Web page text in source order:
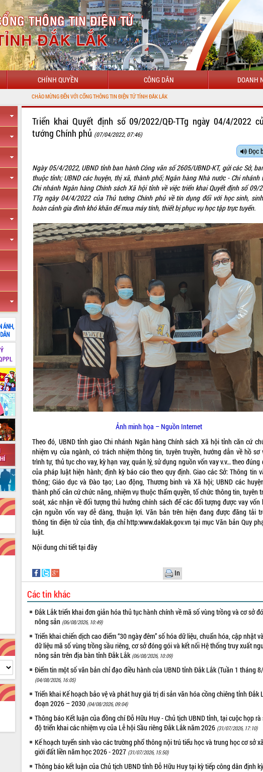
CHÍNH QUYỀN CÔNG DÂN DOANH
CHÀO MỪNG ĐẾN VỚI CỔNG THÔNG TIN ĐIỆN TỬ TỈNH ĐẮK LẮK
Triển khai Quyết định số 09/2022/QĐ-TTg ngày 04/4/2022
tướng Chính phủ (07/04/2022, 07:46)
Đọc
Ngày 05/4/2022, UBND tỉnh ban hành Công văn số 2605/UBND-KT, gửi các Sở,
thuộc tỉnh; UBND các huyện, thị xã, thành phố; Ngân hàng Nhà nước - Chi nhánh
Chi nhánh Ngân hàng Chính sách Xã hội tỉnh về việc triển khai Quyết định số 09/
TTg ngày 04/4/2022 của Thủ tướng Chính phủ về tín dụng đối với học sinh,
hoàn cảnh gia đình khó khăn để mua máy tính, thiết bị phục vụ học tập trực tuyến.
Ảnh minh họa – Nguồn Internet
Theo đó, UBND tỉnh giao Chi nhánh Ngân hàng Chính sách Xã hội tỉnh căn cứ
nhiệm vụ của ngành, có trách nhiệm thông tin, tuyên truyền, hướng dẫn về hồ sơ
trình tự, thủ tục cho vay, kỳ hạn vay, quản lý, sử dụng nguồn vốn vay v.v… theo đúng
của pháp luật hiện hành; định kỳ báo cáo theo quy định. Giao các Sở: Thông tin
thông; Giáo dục và Đào tạo; Lao động, Thương binh và Xã hội; UBND các
thành phố căn cứ chức năng, nhiệm vụ thuộc thẩm quyền, tổ chức thông tin, tuyên
soát, xác nhận về đối tượng thủ hưởng chính sách để các đối tượng được vay vốn
cận nguồn vốn vay dễ dàng, thuận lợi. Văn bản trên hiện đang được đăng tải
thông tin điện tử của tỉnh, địa chỉ http:www.daklak.gov.vn tại mục Văn bản Quy
luật.
Nội dung chi tiếttại đây
In
Các tin khác
Đắk Lắk triển khai đơn giản hóa thủ tục hành chính về mã số vùng trồng và cơ sở
nông sản (06/08/2026, 10:49)
Triển khai chiến dịch cao điểm “30 ngày đêm” số hóa dữ liệu, chuẩn hóa, cập nhật
dữ liệu mã số vùng trồng sầu riêng, cơ sở đóng gói và kết nối Hệ thống truy xuất
nông sản trên địa bàn tỉnh Đắk Lắk (06/08/2026, 10:09)
Điểm tin một số văn bản chỉ đạo điều hành của UBND tỉnh Đắk Lắk (Tuần 1 tháng
(04/08/2026, 16:05)
Triển khai Kế hoạch bảo vệ và phát huy giá trị di sản văn hóa cồng chiêng tỉnh Đắk
đoạn 2026 – 2030 (04/08/2026, 09:04)
Thông báo Kết luận của đồng chí Đỗ Hữu Huy - Chủ tịch UBND tỉnh, tại cuộc họp rà
độ triển khai các nhiệm vụ của Lễ hội Sầu riêng Đắk Lắk năm 2026 (31/07/2026, 17:10)
Kế hoạch tuyển sinh vào các trường phổ thông nội trú tiểu học và trung học cơ sở
giới đất liền năm học 2026 - 2027 (31/07/2026, 15:50)
Thông báo kết luận của Chủ tịch UBND tỉnh Đỗ Hữu Huy tại kỳ tiếp công dân định